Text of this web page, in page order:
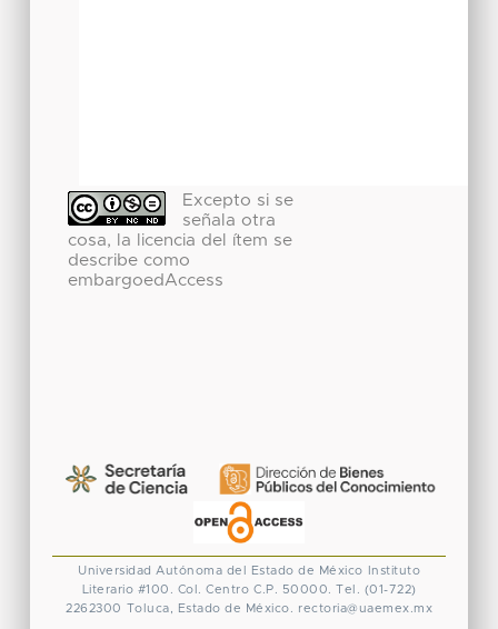
Excepto si se
señala otra
cosa, la licencia del ítem se
describe como
embargoedAccess
Universidad Autónoma del Estado de México
Instituto
Literario #100. Col. Centro C.P. 50000. Tel. (01-722)
2262300 Toluca, Estado de México. rectoria@uaemex.mx